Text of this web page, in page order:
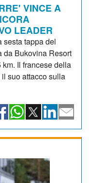
VINCE A
LEADER
sesta tappa del
da Bukovina Resort
Il francese della
suo attacco sulla